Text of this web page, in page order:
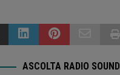
ASCOLTA RADIO SOUND